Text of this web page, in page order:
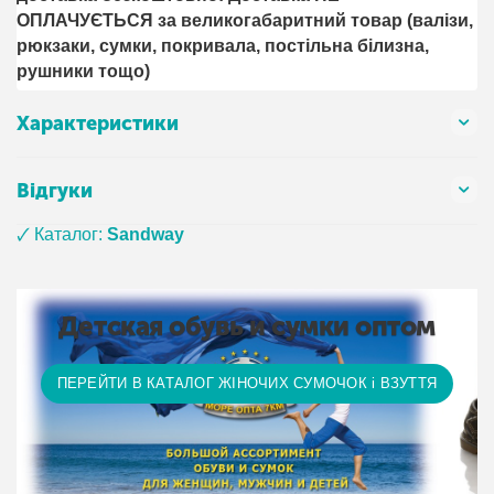
ОПЛАЧУЄТЬСЯ за великогабаритний товар (валізи,
рюкзаки, сумки, покривала, постільна білизна,
рушники тощо)
Характеристики
Відгуки
🗸 Каталог:Sandway
Детская обувь и сумки оптом
ПЕРЕЙТИ В КАТАЛОГ ЖІНОЧИХ СУМОЧОК і ВЗУТТЯ